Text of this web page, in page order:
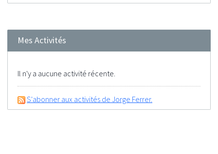
Mes Activités
Il n'y a aucune activité récente.
S'abonner aux activités de Jorge Ferrer.